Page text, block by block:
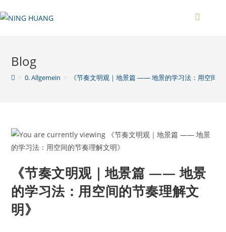
Blog
> 0. Allgemein > 《节奏文明观｜地景篇 —— 地景的学习法：用空间
《节奏文明观｜地景篇 —— 地景
的学习法：用空间的节奏理解文
明》